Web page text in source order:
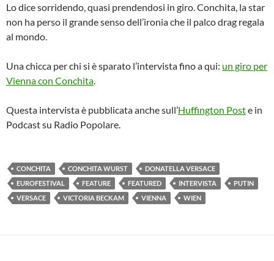
Lo dice sorridendo, quasi prendendosi in giro. Conchita, la star
non ha perso il grande senso dell’ironia che il palco drag regala
al mondo.
Una chicca per chi si è sparato l’intervista fino a qui: un giro per
Vienna con Conchita.
Questa intervista è pubblicata anche sull’Huffington Poste in
Podcast su Radio Popolare.
CONCHITA CONCHITA WURST
DONATELLA VERSACE
EUROFESTIVAL
FEATURE FEATURED INTERVISTA
PUTIN
VERSACE
VICTORIA BECKAM VIENNA WIEN